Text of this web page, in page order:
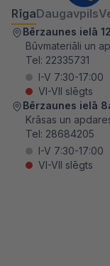
RīgaDaugavpils
Bērzaunes ielā 12
Būvmateriāli un
Tel: 22335731
I-V 7:30-17:00
VI-VII slēgts
Bērzaunes ielā
Krāsas un
Tel: 28684205
I-V 7:30-17:00
VI-VII slēgts